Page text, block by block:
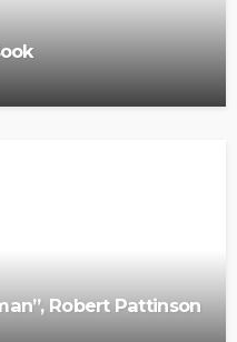
Robert Pattinson